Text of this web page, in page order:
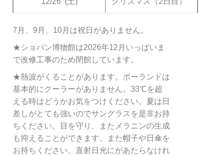
7月、9月、10月は祝日がありません。
★ショパン博物館は2026年12月いっぱいま
で改修工事のため閉館しています。
★熱波がくることがあります。ポーランドは
基本的にクーラーがありません。33℃を超
える時はどうかお気をつけください。夏は日
差しがとても強いのでサングラスを是非お持
ちください。目を守り、またメラニンの生成
も抑えることができます。また帽子や日傘を
お持ちください。直射日光にがあたらなけれ